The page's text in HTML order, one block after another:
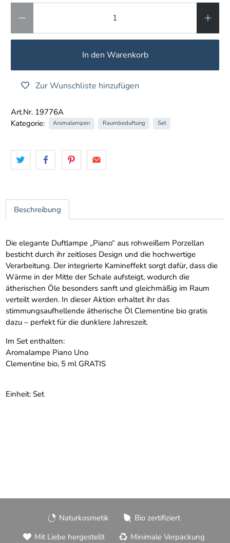
In den Warenkorb
Zur Wunschliste hinzufügen
Art.Nr. 19776A
Kategorie:
Aromalampen Raumbeduftung Set
Beschreibung
Die elegante Duftlampe „Piano“ aus rohweißem Porzellan
besticht durch ihr zeitloses Design und die hochwertige
Verarbeitung. Der integrierte Kamineffekt sorgt dafür, dass die
Wärme in der Mitte der Schale aufsteigt, wodurch die
ätherischen Öle besonders sanft und gleichmäßig im Raum
verteilt werden. In dieser Aktion erhaltet ihr das
stimmungsaufhellende ätherische Öl Clementine bio gratis
dazu – perfekt für die dunklere Jahreszeit.
Im Set enthalten:
Aromalampe Piano Uno
Clementine bio, 5 ml GRATIS
Einheit: Set
Naturkosmetik
Bio zertifiziert
Mit Liebe hergestellt
Minimale Verpackung